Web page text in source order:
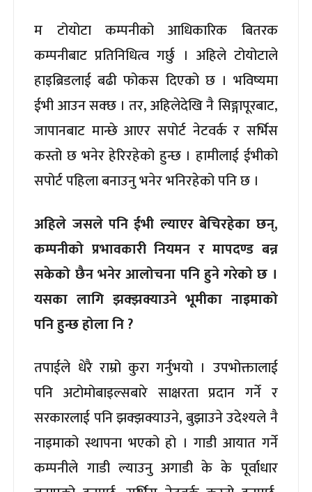
म टोयोटा कम्पनीको आधिकारिक बितरक
कम्पनीबाट प्रतिनिधित्व गर्छु । अहिले टोयोटाले
हाइब्रिडलाई बढी फोकस दिएको छ । भविष्यमा
ईभी आउन सक्छ । तर, अहिलेदेखि नै सिङ्गापूरबाट,
जापानबाट मान्छे आएर सपोर्ट नेटवर्क र सर्भिस
कस्तो छ भनेर हेरिरहेको हुन्छ । हामीलाई ईभीको
सपोर्ट पहिला बनाउनु भनेर भनिरहेको पनि छ ।
अहिले जसले पनि ईभी ल्याएर बेचिरहेका छन्,
कम्पनीको प्रभावकारी नियमन र मापदण्ड बन्न
सकेको छैन भनेर आलोचना पनि हुने गरेको छ ।
यसका लागि झक्झक्याउने भूमीका नाइमाको
पनि हुन्छ होला नि ?
तपाईले धेरै राम्रो कुरा गर्नुभयो । उपभोक्तालाई
पनि अटोमोबाइल्सबारे साक्षरता प्रदान गर्ने र
सरकारलाई पनि झक्झक्याउने, बुझाउने उदेश्यले नै
नाइमाको स्थापना भएको हो । गाडी आयात गर्ने
कम्पनीले गाडी ल्याउनु अगाडी के के पूर्वाधार